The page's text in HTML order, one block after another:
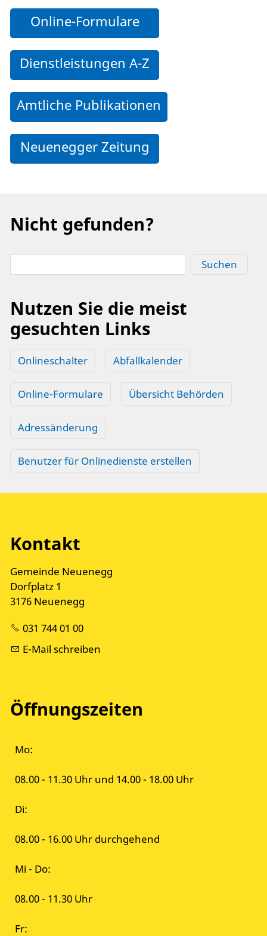
Online-Formulare
Dienstleistungen A-Z
Amtliche Publikationen
Neuenegger Zeitung
Nicht gefunden?
Suchen
Nutzen Sie die meist
gesuchten Links
Onlineschalter Abfallkalender
Online-Formulare Übersicht Behörden
Adressänderung
Benutzer für Onlinedienste erstellen
Kontakt
Gemeinde Neuenegg
Dorfplatz 1
3176 Neuenegg
031 744 01 00
E-Mail schreiben
Öffnungszeiten
Mo:
08.00 - 11.30 Uhr und 14.00 - 18.00 Uhr
Di:
08.00 - 16.00 Uhr durchgehend
Mi - Do:
08.00 - 11.30 Uhr
Fr: